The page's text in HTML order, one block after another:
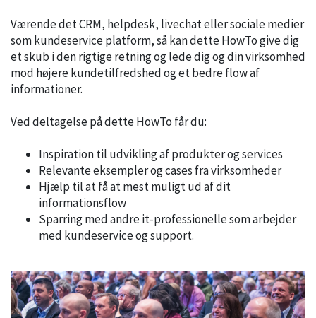
Værende det CRM, helpdesk, livechat eller sociale medier
som kundeservice platform, så kan dette HowTo give dig
et skub i den rigtige retning og lede dig og din virksomhed
mod højere kundetilfredshed og et bedre flow af
informationer.
Ved deltagelse på dette HowTo får du:
Inspiration til udvikling af produkter og services
Relevante eksempler og cases fra virksomheder
Hjælp til at få at mest muligt ud af dit
informationsflow
Sparring med andre it-professionelle som arbejder
med kundeservice og support.